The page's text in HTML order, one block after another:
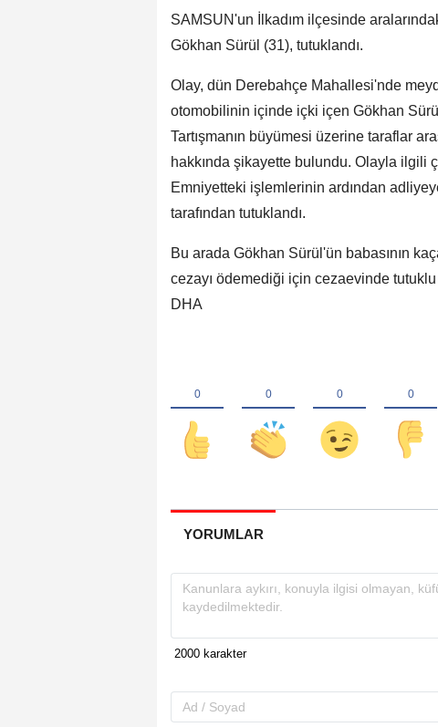
SAMSUN'un İlkadım ilçesinde
Gökhan Sürül (31), tutuklandı.
Olay, dün Derebahçe Mahallesi'nde
otomobilinin içinde içki içen Gökhan
Tartışmanın büyümesi üzerine taraflar
hakkında şikayette bulundu. Olayla ilgili
Emniyetteki işlemlerinin ardından
tarafından tutuklandı.
Bu arada Gökhan Sürül'ün babasının
cezayı ödemediği için cezaevinde
DHA
YORUMLAR